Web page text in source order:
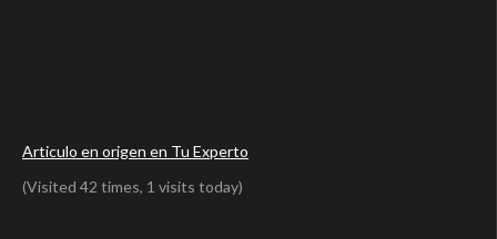
Articulo en origen en Tu Experto
(Visited 42 times, 1 visits today)